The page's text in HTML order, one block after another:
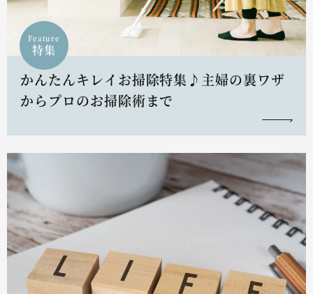
Feature
特集
かんたんキレイお掃除特集♪主婦の裏ワザ
からプロのお掃除術まで